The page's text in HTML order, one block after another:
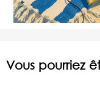
Vous pourriez